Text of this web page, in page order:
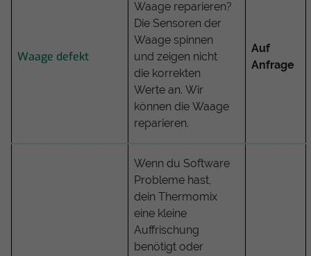
Waage defekt
Waage reparieren?
Die Sensoren der
Waage spinnen
und zeigen nicht
die korrekten
Werte an. Wir
können die Waage
reparieren.
Auf
Anfrage
Wenn du Software
Probleme hast,
dein Thermomix
eine kleine
Auffrischung
benötigt oder